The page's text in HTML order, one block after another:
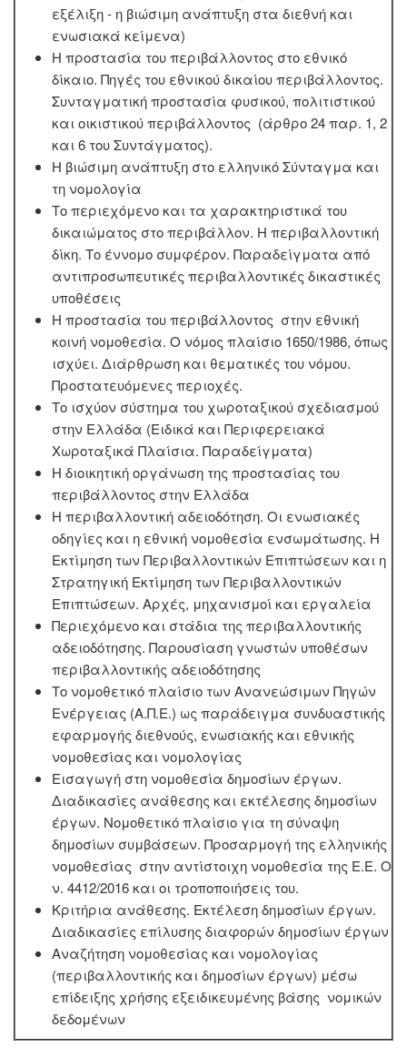
εξέλιξη - η βιώσιμη ανάπτυξη στα διεθνή και
ενωσιακά κείμενα)
Η προστασία του περιβάλλοντος στο εθνικό
δίκαιο. Πηγές του εθνικού δικαίου περιβάλλοντος.
Συνταγματική προστασία φυσικού, πολιτιστικού
και οικιστικού περιβάλλοντος (άρθρο 24 παρ. 1, 2
και 6 του Συντάγματος).
Η βιώσιμη ανάπτυξη στο ελληνικό Σύνταγμα και
τη νομολογία
Το περιεχόμενο και τα χαρακτηριστικά του
δικαιώματος στο περιβάλλον. Η περιβαλλοντική
δίκη. Το έννομο συμφέρον. Παραδείγματα από
αντιπροσωπευτικές περιβαλλοντικές δικαστικές
υποθέσεις
Η προστασία του περιβάλλοντος στην εθνική
κοινή νομοθεσία. Ο νόμος πλαίσιο 1650/1986, όπως
ισχύει. Διάρθρωση και θεματικές του νόμου.
Προστατευόμενες περιοχές.
Το ισχύον σύστημα του χωροταξικού σχεδιασμού
στην Ελλάδα (Ειδικά και Περιφερειακά
Χωροταξικά Πλαίσια. Παραδείγματα)
Η διοικητική οργάνωση της προστασίας του
περιβάλλοντος στην Ελλάδα
Η περιβαλλοντική αδειοδότηση. Οι ενωσιακές
οδηγίες και η εθνική νομοθεσία ενσωμάτωσης. Η
Εκτίμηση των Περιβαλλοντικών Επιπτώσεων και η
Στρατηγική Εκτίμηση των Περιβαλλοντικών
Επιπτώσεων. Αρχές, μηχανισμοί και εργαλεία
Περιεχόμενο και στάδια της περιβαλλοντικής
αδειοδότησης. Παρουσίαση γνωστών υποθέσων
περιβαλλοντικής αδειοδότησης
Το νομοθετικό πλαίσιο των Ανανεώσιμων Πηγών
Ενέργειας (Α.Π.Ε.) ως παράδειγμα συνδυαστικής
εφαρμογής διεθνούς, ενωσιακής και εθνικής
νομοθεσίας και νομολογίας
Εισαγωγή στη νομοθεσία δημοσίων έργων.
Διαδικασίες ανάθεσης και εκτέλεσης δημοσίων
έργων. Νομοθε­τικό πλαίσιο για τη σύναψη
δημοσίων συμβάσεων. Προσαρμογή της ελληνικής
νομοθεσίας στην αντίστοιχη νομοθεσία της Ε.Ε. Ο
ν. 4412/2016 και οι τροποποιήσεις του.
Κριτήρια ανάθεσης. Εκτέλεση δημοσίων έργων.
Διαδικασίες επίλυσης διαφορών δημοσίων έργων
Αναζήτηση νομοθεσίας και νομολογίας
(περιβαλλοντικής και δημοσίων έργων) μέσω
επίδειξης χρήσης εξειδικευμένης βάσης νομικών
δεδομένων